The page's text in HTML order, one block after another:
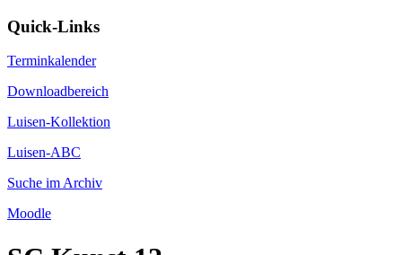
Quick-Links
Terminkalender
Downloadbereich
Luisen-Kollektion
Luisen-ABC
Suche im Archiv
Moodle